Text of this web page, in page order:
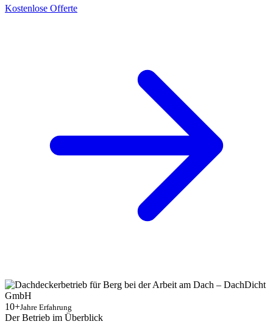
Kostenlose Offerte
10+Jahre Erfahrung
Der Betrieb im Überblick